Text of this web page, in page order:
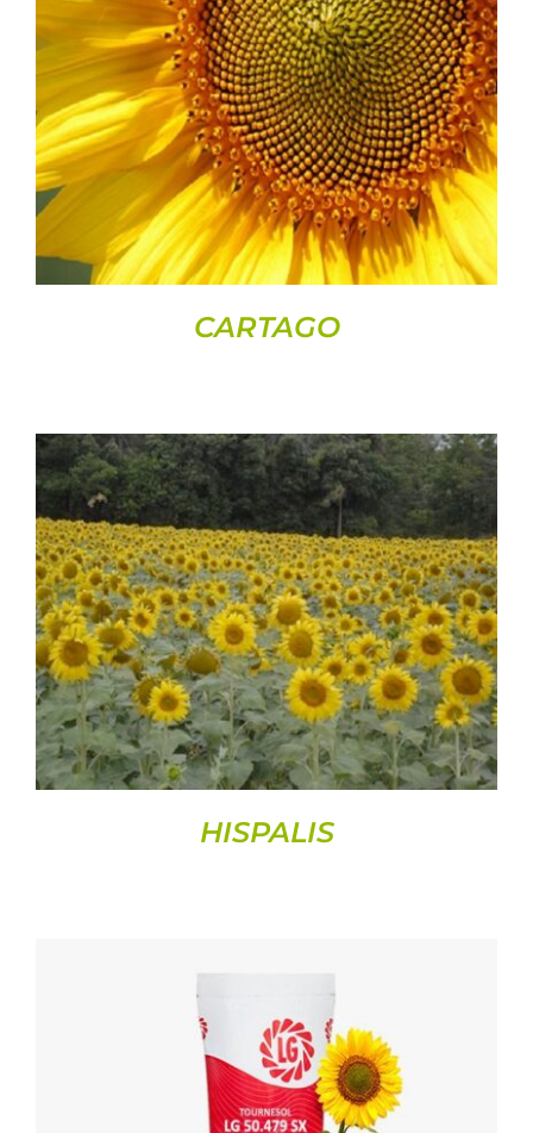
Semences
Divers
Fiches produits
Cultures
DETAILS
CARTAGO
DETAILS
HISPALIS
DETAILS